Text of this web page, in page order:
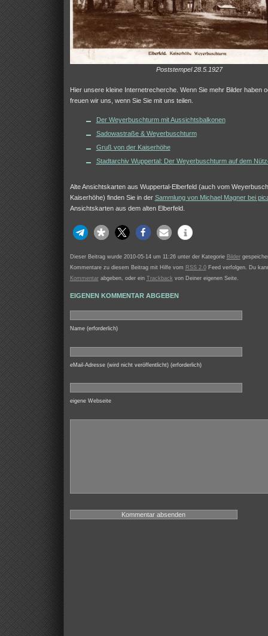
Poststempel 28.5.1927
Hier unsere kleine Internetrecherche. Wenn Sie mehr Bilder haben
freuen wir uns, wenn Sie Sie mit uns teilen.
Der Weyerbuschturm mit Aussichtsbalkonen
Sadowastraße & Weyerbuschturm
Gruß von der Kaiserhöhe
Stadtarchiv Wuppertal: Der Weyerbuschturm auf dem
Alte Ansichtskarten aus Wuppertal-Elberfeld (auch vom
Kaiserhöhe) finden Sie in der Sammlung von Michael Magner bei
Ansichtskarten aus dem alten Elberfeld.
Dieser Beitrag wurde 2010-05-14 um 11:26 unter der Kategorie Bilder
Kommentare zu diesem Beitrag mit Hilfe vom RSS 2.0Feed verfolgen. Du
Kommentarabgeben, oder ein Trackback von Deiner eigenen Seite.
EIGENEN KOMMENTAR ABGEBEN
Name (erforderlich)
eMail-Adresse (wird nicht veröffentlicht) (erforderlich)
eigene Webseite